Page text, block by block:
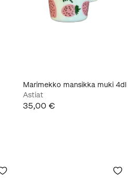
Marimekko mansikka muki 4dl
Astiat
35,00 €